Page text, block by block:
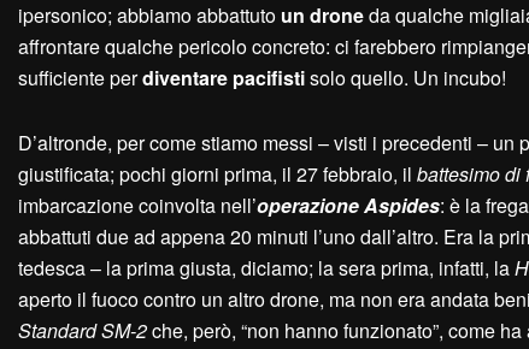
ipersonico; abbiamo abbattuto un droneda qualche
affrontare qualche pericolo concreto: ci farebbero
sufficiente perdiventare pacifistisolo quello. Un incubo!
D’altronde, per come stiamo messi – visti i precedenti – un
giustificata; pochi giorni prima, il 27 febbraio, il battesimo di
imbarcazione coinvolta nell’operazioneAspides: è la
abbattuti due ad appena 20 minuti l’uno dall’altro. Era la
tedesca – la prima giusta, diciamo; la sera prima, infatti, la
aperto il fuoco contro un altro drone, ma non era andata
Standard SM-2che, però, “non hanno funzionato”, come